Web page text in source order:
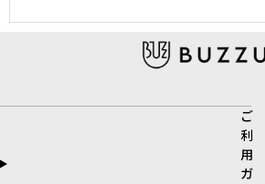
ご
利
用
ガ